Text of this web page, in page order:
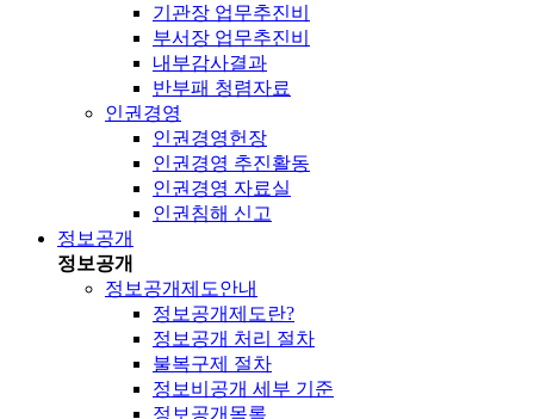
기관장 업무추진비
부서장 업무추진비
내부감사결과
반부패 청렴자료
인권경영
인권경영헌장
인권경영 추진활동
인권경영 자료실
인권침해 신고
정보공개
정보공개
정보공개제도안내
정보공개제도란?
정보공개 처리 절차
불복구제 절차
정보비공개 세부 기준
정보공개목록